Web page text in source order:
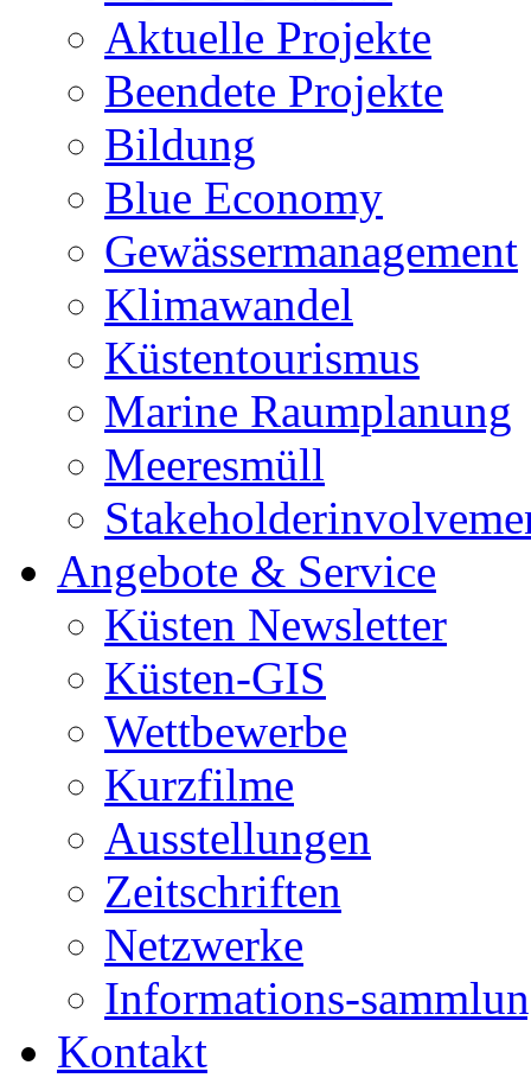
Aktuelle Projekte
Beendete Projekte
Bildung
Blue Economy
Gewässermanagement
Klimawandel
Küstentourismus
Marine Raumplanung
Meeresmüll
Angebote & Service
Küsten Newsletter
Küsten-GIS
Wettbewerbe
Kurzfilme
Ausstellungen
Zeitschriften
Netzwerke
Informations-
Kontakt